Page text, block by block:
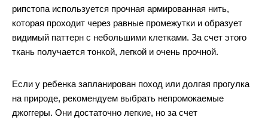
рипстопа используется прочная армированная нить,
которая проходит через равные промежутки и образует
видимый паттерн с небольшими клетками. За счет этого
ткань получается тонкой, легкой и очень прочной.
Если у ребенка запланирован поход или долгая прогулка
на природе, рекомендуем выбрать непромокаемые
джоггеры. Они достаточно легкие, но за счет